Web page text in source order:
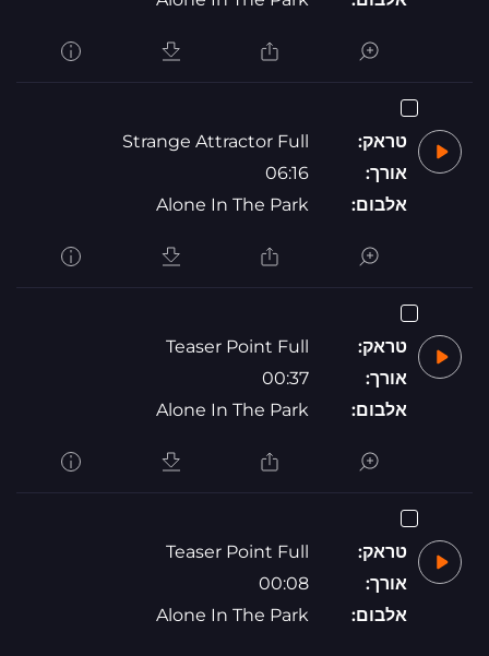
טראק:
Strange Attractor Full
אורך:
06:16
אלבום:
Alone In The Park
טראק:
Teaser Point Full
אורך:
00:37
אלבום:
Alone In The Park
טראק:
Teaser Point Full
אורך:
00:08
אלבום:
Alone In The Park